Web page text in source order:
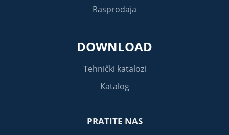
Rasprodaja
DOWNLOAD
Tehnički katalozi
Katalog
PRATITE NAS